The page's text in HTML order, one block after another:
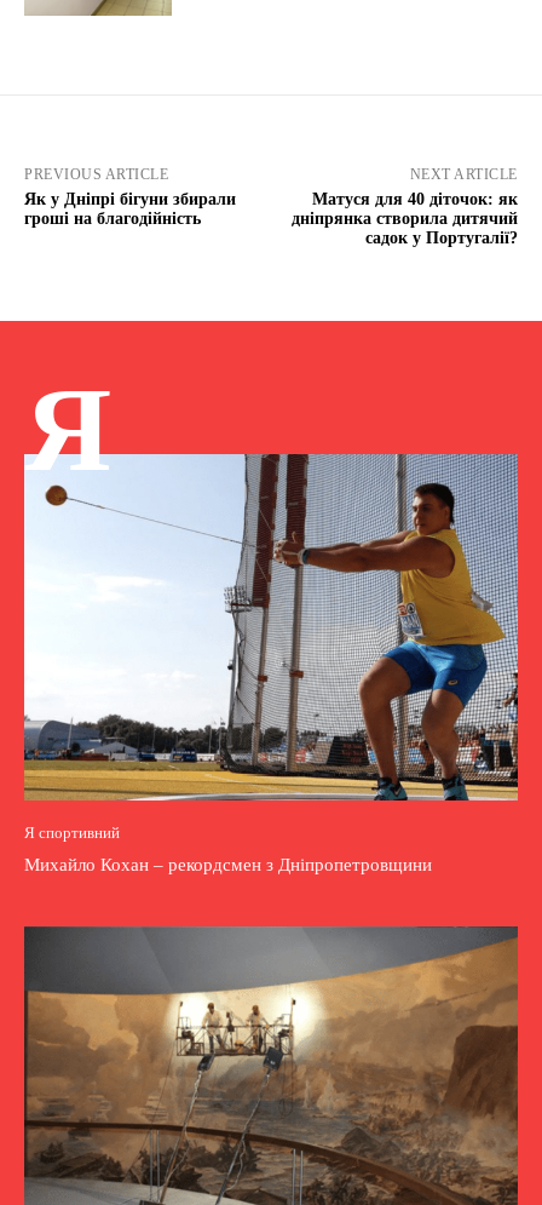
PREVIOUS ARTICLE
Як у Дніпрі бігуни збирали
гроші на благодійність
NEXT ARTICLE
Матуся для 40 діточок: як
дніпрянка створила дитячий
садок у Португалії?
Я
Я спортивний
Михайло Кохан – рекордсмен з Дніпропетровщини